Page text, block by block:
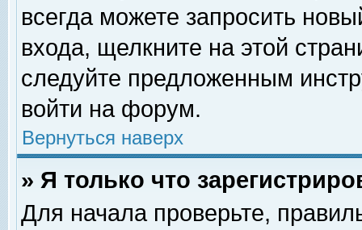
всегда можете запросить
входа, щелкните на этой
следуйте предложенным
войти на форум.
Вернуться наверх
» Я только что
Для начала проверьте,